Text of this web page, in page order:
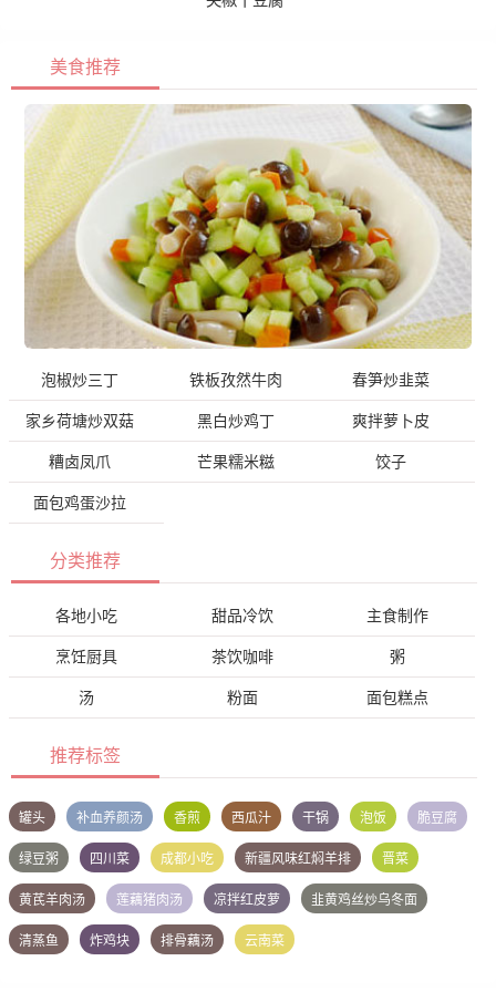
美食推荐
泡椒炒三丁 铁板孜然牛肉 春笋炒韭菜
家乡荷塘炒双菇 黑白炒鸡丁 爽拌萝卜皮
糟卤凤爪 芒果糯米糍 饺子
面包鸡蛋沙拉
分类推荐
各地小吃 甜品冷饮 主食制作
烹饪厨具 茶饮咖啡 粥
汤 粉面 面包糕点
推荐标签
罐头 补血养颜汤 香煎 西瓜汁 干锅 泡饭 脆豆腐
绿豆粥 四川菜 成都小吃 新疆风味红焖羊排 晋菜
黄芪羊肉汤 莲藕猪肉汤 凉拌红皮萝 韭黄鸡丝炒乌冬面
清蒸鱼 炸鸡块 排骨藕汤 云南菜